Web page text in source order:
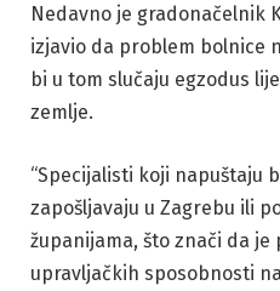
Nedavno je gradonačelnik
izjavio da problem bolnice
bi u tom slučaju egzodus
zemlje.
“Specijalisti koji napuštaju
zapošljavaju u Zagrebu ili
županijama, što znači da
upravljačkih sposobnosti